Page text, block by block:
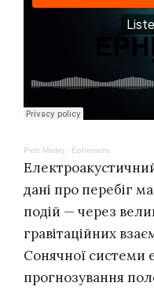
Piotr Madej · Ephemeris
дані про перебіг
подій — через
гравітаційних
Сонячної системи
прогнозування